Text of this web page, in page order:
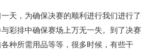
天，为确保决赛的顺利进行我们进行了
彩排中确保赛场上万无一失。到了决赛
种所需用品等等，很多时候，有些干